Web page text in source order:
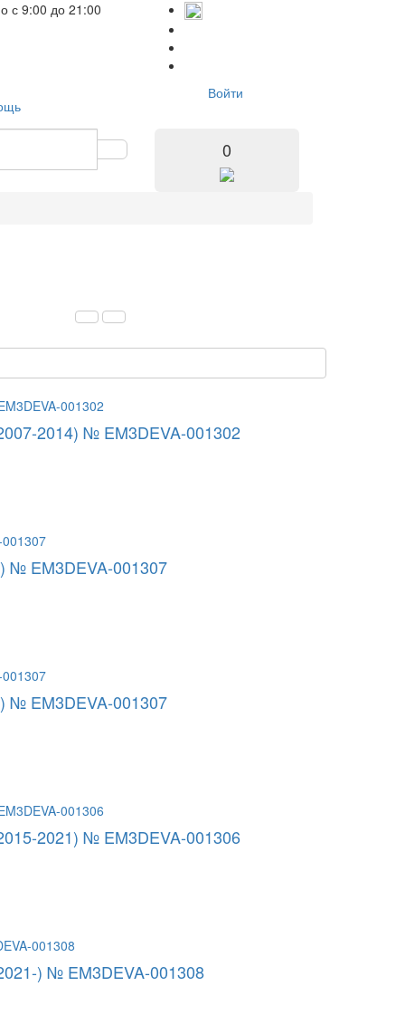
с 9:00 до 21:00
Войти
0
2014) № EM3DEVA-001302
№ EM3DEVA-001307
№ EM3DEVA-001307
2021) № EM3DEVA-001306
) № EM3DEVA-001308